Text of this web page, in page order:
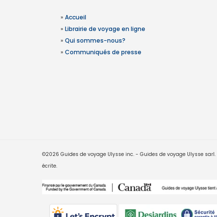
» Accueil
» Librairie de voyage en ligne
» Qui sommes-nous?
» Communiqués de presse
©2026 Guides de voyage Ulysse inc. - Guides de voyage Ulysse
écrite.